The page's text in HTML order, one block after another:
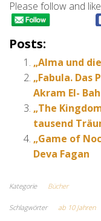
Please follow and
Posts:
„Alma und
„Fabula. Das
Akram El-
„The
tausend
„Game of
Deva Fagan
Kategorie Bücher
Schlagwörter ab 10 Jahren